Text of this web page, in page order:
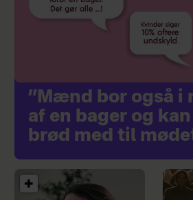
”Mænd bor også i
af en bager og
brød med til